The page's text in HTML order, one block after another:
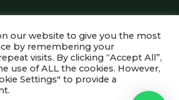
© 2026 Sofia van Gelderen
Aviso legal
de contratacion y ventas
Politica de cookies
our website to give you the most
by remembering your
visits. By clicking “Accept All”,
use of ALL the cookies. However,
Settings" to provide a